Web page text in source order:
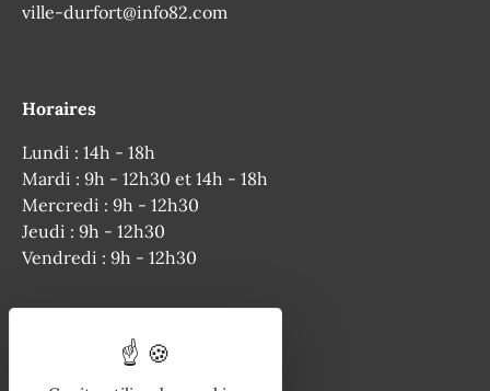
ville-durfort@info82.com
Horaires
Lundi : 14h - 18h
Mardi : 9h - 12h30 et 14h - 18h
Mercredi : 9h - 12h30
Jeudi : 9h - 12h30
Vendredi : 9h - 12h30